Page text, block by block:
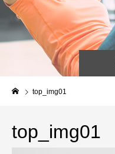
top_img01
top_img01